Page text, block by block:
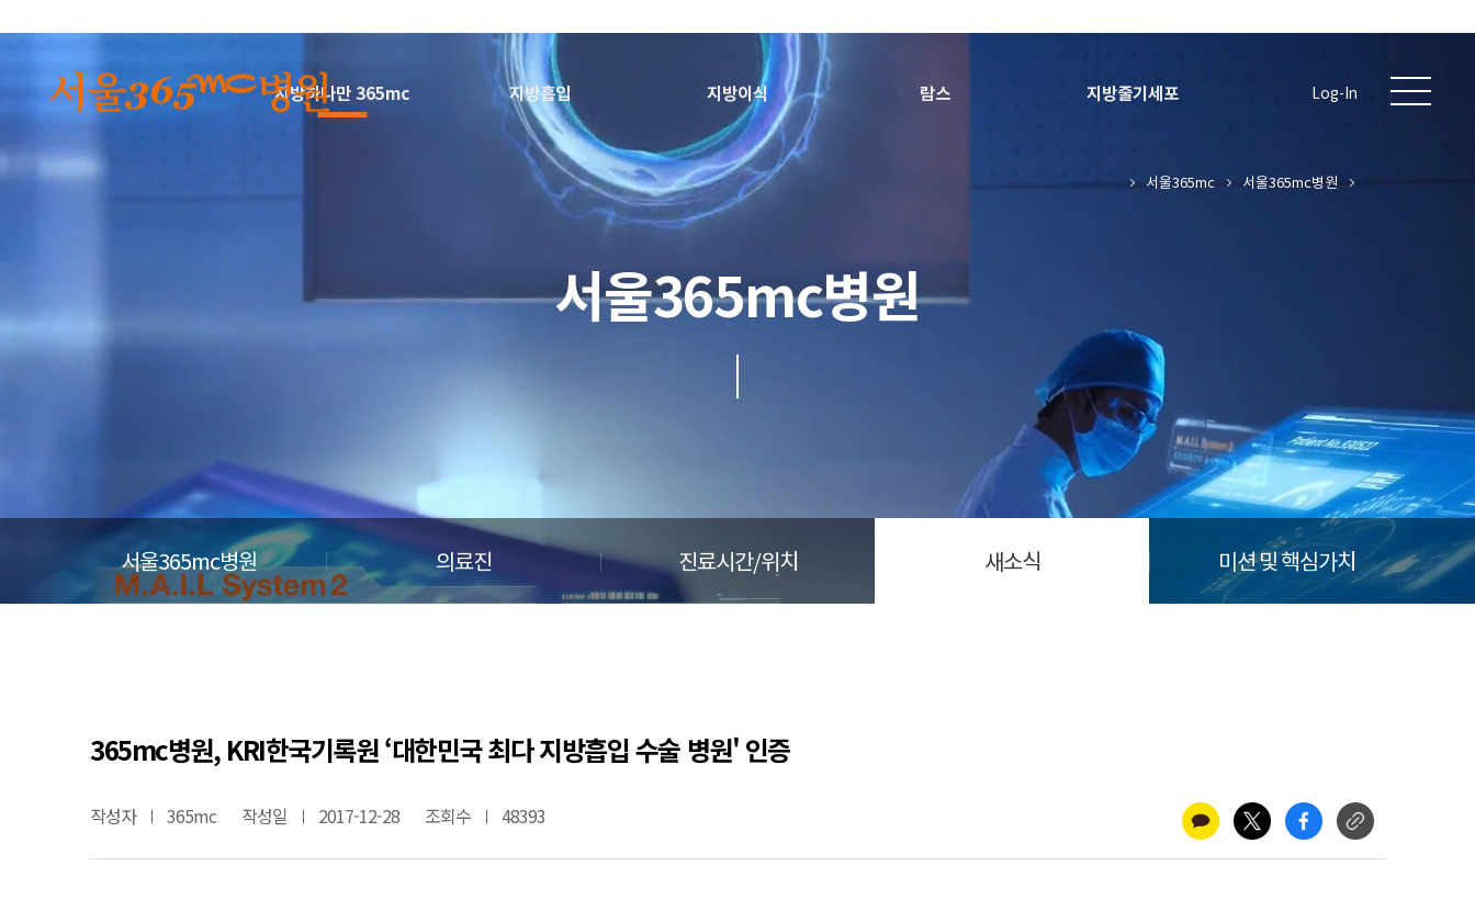
지방하나만 365mc 지방흡입 지방이식 람스 지방줄기세포 Log-In
서울365mc 서울365mc병원
서울365mc병원
서울365mc병원 의료진 진료시간/위치 새소식 미션 및 핵심가치
365mc병원, KRI한국기록원 ‘대한민국 최다 지방흡입 수술 병원' 인증
작성자 365mc 작성일 2017-12-28 조회수 48393